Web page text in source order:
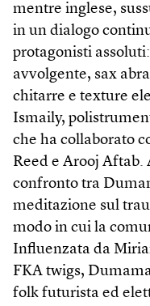
mentre inglese,
in un dialogo
protagonisti
avvolgente, sax
chitarre e texture
Ismaily,
che ha collaborato
Reed e Arooj Aftab.
confronto tra
meditazione sul
modo in cui la
Influenzata da
FKA twigs,
folk futurista ed